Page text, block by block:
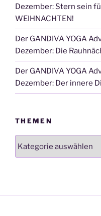
Dezember: Stern sein
WEIHNACHTEN!
Der GANDIVA YOGA
Dezember: Die
Der GANDIVA YOGA
Dezember: Der innere
THEMEN